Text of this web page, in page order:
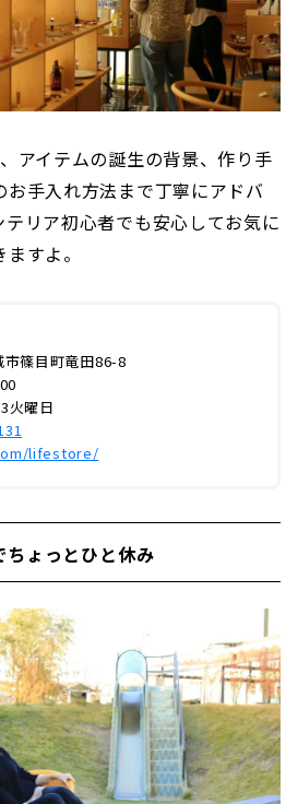
アイテムの誕生の背景、作り手
手入れ方法まで丁寧にアドバ
リア初心者でも安心してお気に
すよ。
篠目町竜田86-8
火曜日
lifestore/
ちょっとひと休み